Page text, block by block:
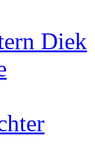
Diek